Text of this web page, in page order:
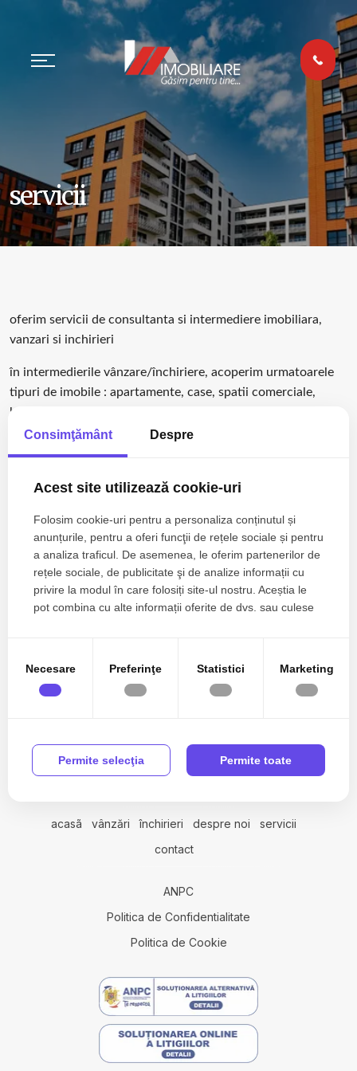
servicii
oferim servicii de consultanta si intermediere imobiliara,
vanzari si inchirieri
în intermedierile vânzare/închiriere, acoperim urmatoarele
tipuri de imobile : apartamente, case, spatii comerciale,
birouri, hale, terenuri de casa, agricole si industriale
consultanța imobiliarǎ, juridicǎ sau financiarǎ este, de
office@imimobiliare.com
acasã vânzări închirieri despre noi
servicii
contact
ANPC
Politica de Confidentialitate
Politica de Cookie
Consimţământ Despre
Acest site utilizează cookie-uri
Folosim cookie-uri pentru a personaliza conținutul și
anunțurile, pentru a oferi funcţii de rețele sociale și pentru
a analiza traficul. De asemenea, le oferim partenerilor de
rețele sociale, de publicitate şi de analize informații cu
privire la modul în care folosiți site-ul nostru. Aceștia le
pot combina cu alte informații oferite de dvs. sau culese
Necesare Preferinţe Statistici Marketing
Permite selecţia Permite toate